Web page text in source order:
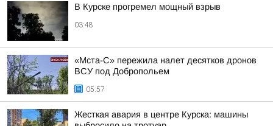
В Курске прогремел мощный взрыв
03:48
«Мста-С» пережила налет десятков дронов
ВСУ под Добропольем
05:57
Жесткая авария в центре Курска: машины